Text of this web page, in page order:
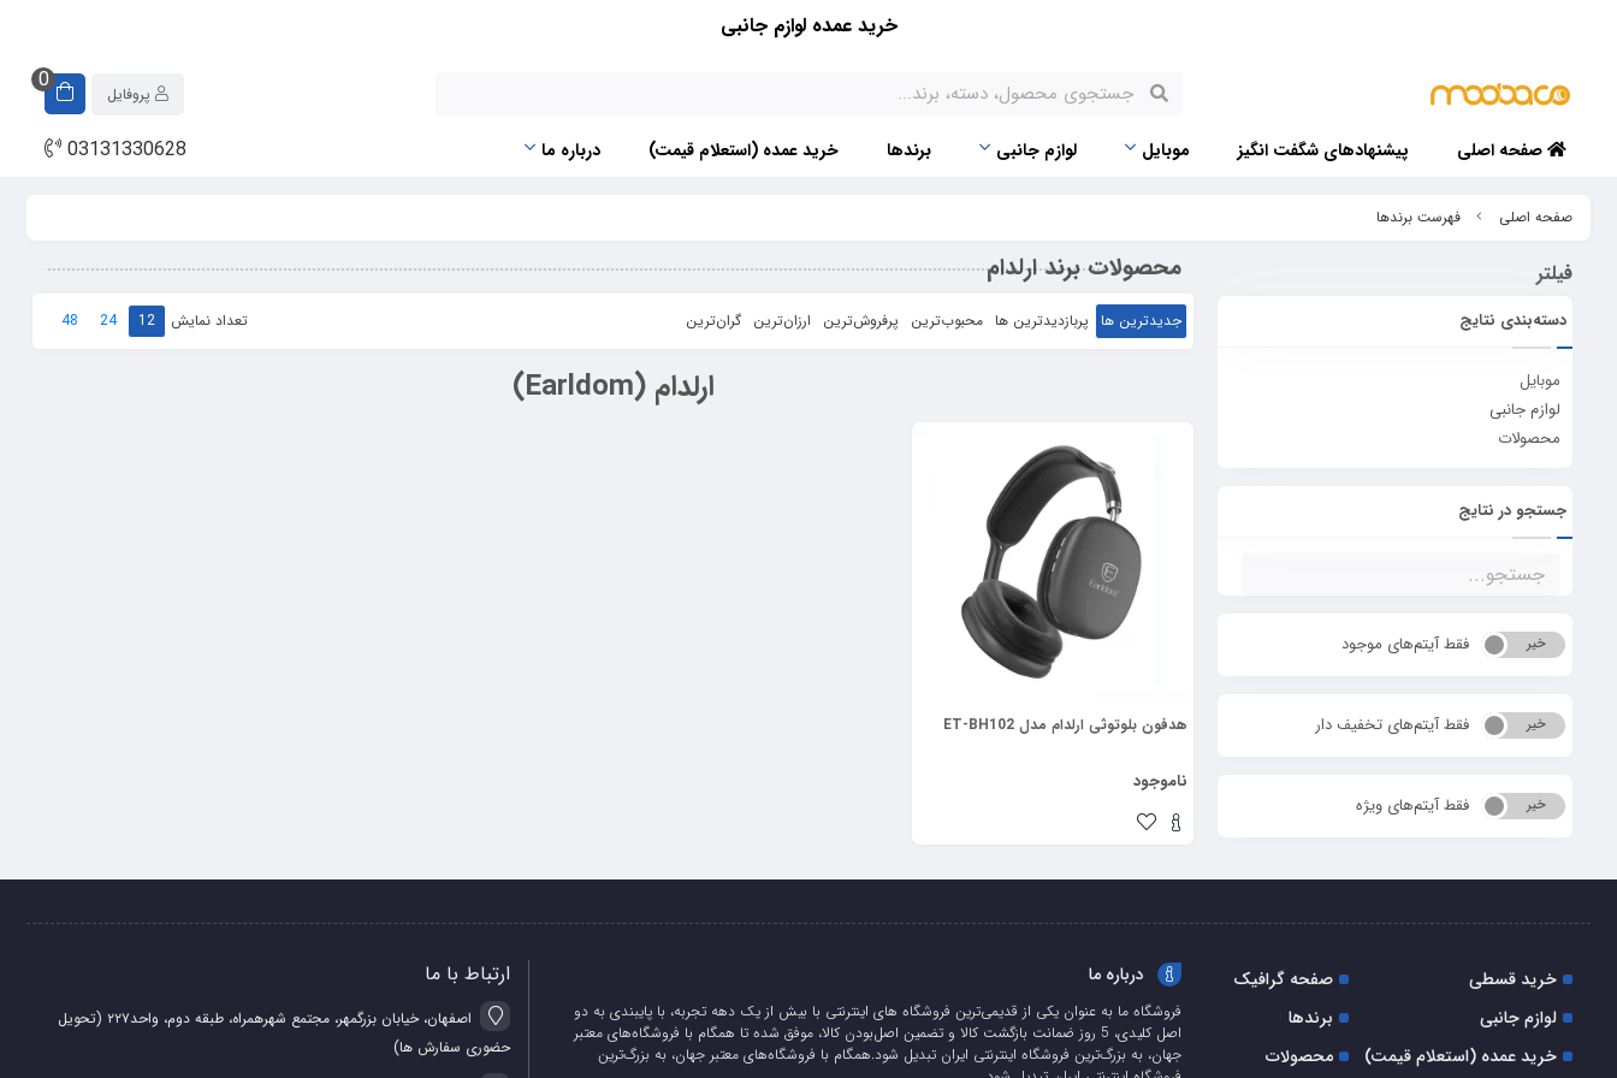
خرید عمده لوازم جانبی
0
صفحه اصلی پیشنهادهای شگفت انگیز موبایل لوازم جانبی برندها خرید عمده (استعلام قیمت) درباره ما 03131330628
صفحه اصلی فهرست برندها
فیلتر
دسته‌بندی نتایج
موبایل
لوازم جانبی
محصولات
جستجو در نتایج
بله خیر فقط آیتم‌های موجود
بله خیر فقط آیتم‌های تخفیف دار
بله خیر فقط آیتم‌های ویژه
محصولات برند ارلدام
جدیدترین ها پربازدیدترین ها محبوب‌‌ترین پرفروش‌ترین ارزان‌ترین گران‌ترین تعداد نمایش 12
24
48
ارلدام (Earldom)
هدفون بلوتوثی ارلدام مدل ET-BH102
ناموجود
خرید قسطی
صفحه گرافیک
لوازم جانبی
برندها
خرید عمده (استعلام قیمت)
محصولات
درباره ما
فروشگاه ما به عنوان یکی از قدیمی‌ترین فروشگاه های اینترنتی با بیش از یک دهه تجربه، با پایبندی به دو
اصل کلیدی، 5 روز ضمانت بازگشت کالا و تضمین اصل‌بودن کالا، موفق شده تا همگام با فروشگاه‌های معتبر
جهان، به بزرگ‌ترین فروشگاه اینترنتی ایران تبدیل شود.همگام با فروشگاه‌های معتبر جهان، به بزرگ‌ترین
ارتباط با ما
اصفهان، خیابان بزرگمهر، مجتمع شهرهمراه، طبقه دوم، واحد۲۲۷ (تحویل
حضوری سفارش ها)